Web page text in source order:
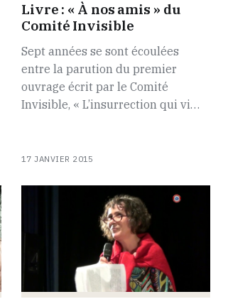
Livre : « À nos amis » du
Comité Invisible
Sept années se sont écoulées
entre la parution du premier
ouvrage écrit par le Comité
Invisible, « L’insurrection qui vi…
17 JANVIER 2015